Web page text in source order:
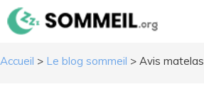
Aller
au
Accueil > Le blog sommeil > Avis